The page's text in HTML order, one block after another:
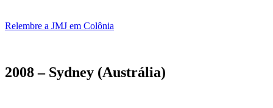
Relembre a JMJ em Colônia
2008 – Sydney (Austrália)